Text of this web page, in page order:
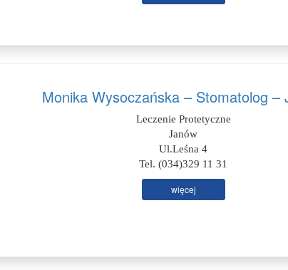
Monika Wysoczańska – Stomatolog –
Leczenie Protetyczne
Janów
Ul.Leśna 4
Tel. (034)329 11 31
więcej